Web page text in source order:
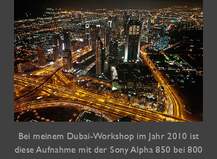
Bei meinem Dubai-Workshop im Jahr 2010 ist
diese Aufnahme mit der Sony Alpha 850 bei 800